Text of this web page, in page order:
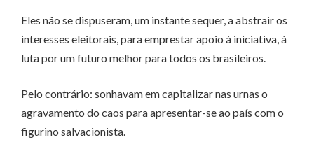
Eles não se dispuseram, um instante sequer, a abstrair os
interesses eleitorais, para emprestar apoio à iniciativa, à
luta por um futuro melhor para todos os brasileiros.
Pelo contrário: sonhavam em capitalizar nas urnas o
agravamento do caos para apresentar-se ao país com o
figurino salvacionista.